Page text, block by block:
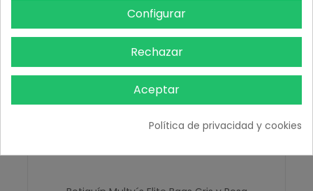
Configurar
Rechazar
Aceptar
Política de privacidad y cookies